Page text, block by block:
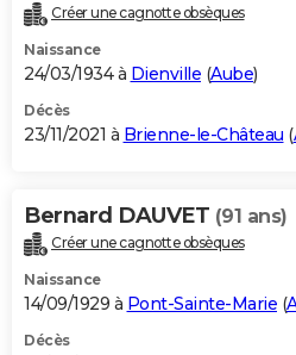
Créer une cagnotte obsèques
Naissance
24/03/1934 à Dienville (Aube)
Décès
23/11/2021 à Brienne-le-Château (
Bernard DAUVET (91 ans)
Créer une cagnotte obsèques
Naissance
14/09/1929 à Pont-Sainte-Marie (
Décès